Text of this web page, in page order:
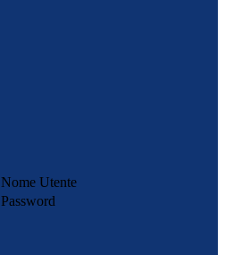
Nome Utente
Password